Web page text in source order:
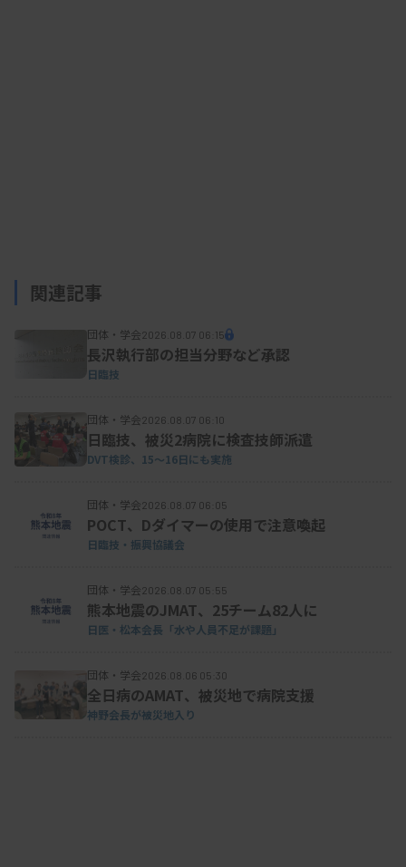
関連記事
団体・学会2026.08.07 06:15
長沢執行部の担当分野など承認
日臨技
団体・学会2026.08.07 06:10
日臨技、被災2病院に検査技師派遣
DVT検診、15～16日にも実施
団体・学会2026.08.07 06:05
POCT、Dダイマーの使用で注意喚起
日臨技・振興協議会
団体・学会2026.08.07 05:55
熊本地震のJMAT、25チーム82人に
日医・松本会長「水や人員不足が課題」
団体・学会2026.08.06 05:30
全日病のAMAT、被災地で病院支援
神野会長が被災地入り